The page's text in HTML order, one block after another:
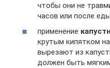
чтобы они не
часов или после
применение
крутым кипятком
вырезают из
должен быть